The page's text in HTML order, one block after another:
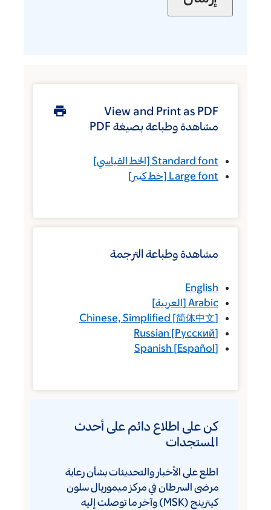
View and Print as PDF
مشاهدة وطباعة بصيغة PDF
Standard font [الخط القياسي]
Large font [خط كبير]
مشاهدة وطباعة الترجمة
English
Arabic
[العربية]
Chinese, Simplified [简体中文]
Russian [Русский]
Spanish [Español]
كن على اطلاع دائم على أحدث
المستجدات
اطلع على الأخبار والتحديثات بشأن رعاية
مرضى السرطان في مركز ميموريال سلون
كيترينج (MSK) وآخر ما توصلت إليه